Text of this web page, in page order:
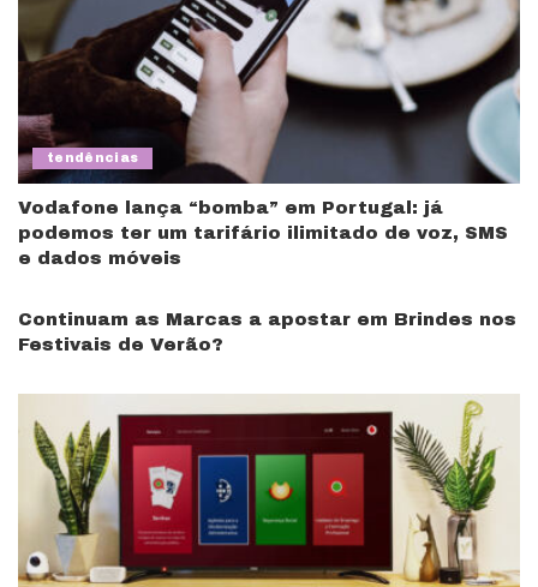
tendências
Vodafone lança “bomba” em Portugal: já
podemos ter um tarifário ilimitado de voz, SMS
e dados móveis
Continuam as Marcas a apostar em Brindes nos
Festivais de Verão?